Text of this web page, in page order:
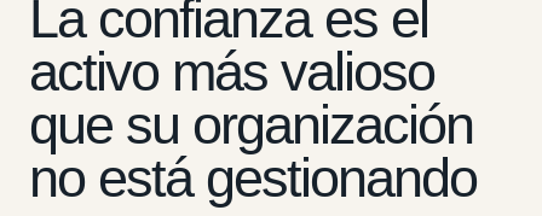
La confianza es el
activo más valioso
que su organización
no está gestionando